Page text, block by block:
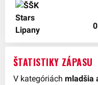
ŠTATISTIKY ZÁPASU
V kategóriách mladšia